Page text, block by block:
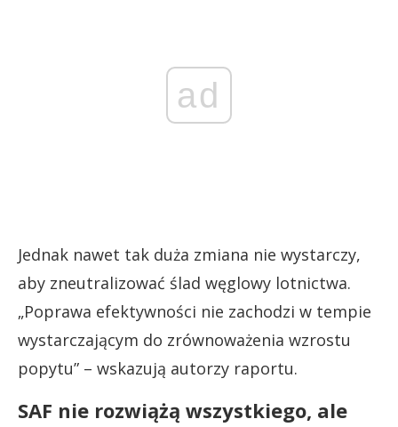
ad
Jednak nawet tak duża zmiana nie wystarczy,
aby zneutralizować ślad węglowy lotnictwa.
„Poprawa efektywności nie zachodzi w tempie
wystarczającym do zrównoważenia wzrostu
popytu” – wskazują autorzy raportu.
SAF nie rozwiążą wszystkiego, ale